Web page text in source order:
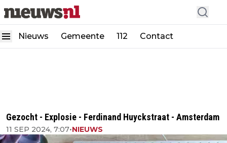
Nieuws Gemeente 112 Contact
Gezocht - Explosie - Ferdinand Huyckstraat - Amsterdam
11 SEP 2024, 7:07•NIEUWS